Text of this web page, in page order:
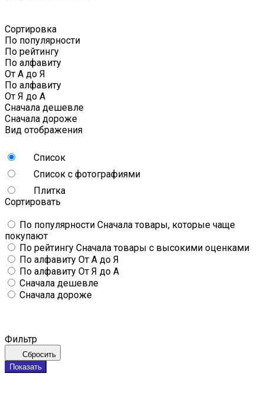
Сортировка
По популярности
По рейтингу
По алфавиту
От А до Я
По алфавиту
От Я до А
Сначала дешевле
Сначала дороже
Вид отображения
Список
Список с фотографиями
Плитка
Сортировать
По популярности Сначала товары, которые чаще
покупают
По рейтингу Сначала товары с высокими оценками
По алфавиту От А до Я
По алфавиту От Я до А
Сначала дешевле
Сначала дороже
Фильтр
Сбросить
Показать